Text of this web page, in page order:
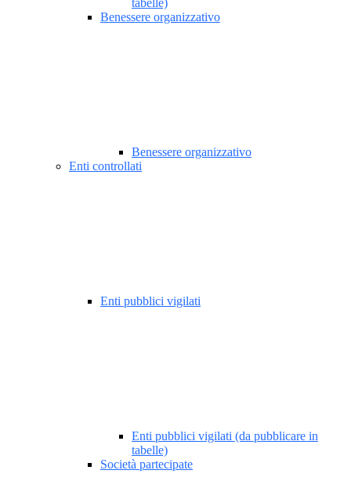
tabelle)
Benessere organizzativo
Benessere organizzativo
Enti controllati
Enti pubblici vigilati
Enti pubblici vigilati (da pubblicare in
tabelle)
Società partecipate